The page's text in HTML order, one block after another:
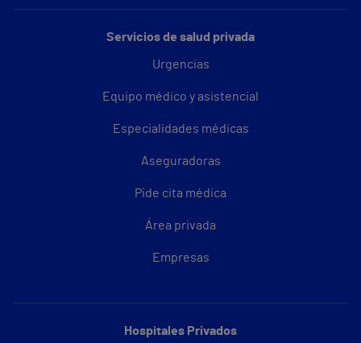
Servicios de salud privada
Urgencias
Equipo médico y asistencial
Especialidades médicas
Aseguradoras
Pide cita médica
Área privada
Empresas
Hospitales Privados